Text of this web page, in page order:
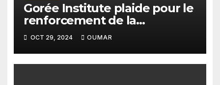
Gorée Institute plaide pour le
renforcement de la
collaboration entre les OSC et
la CEDEAO en matière de
démocratie et de la bonne
gouvernance en Afrique de
OCT 29, 2024 OUMAR